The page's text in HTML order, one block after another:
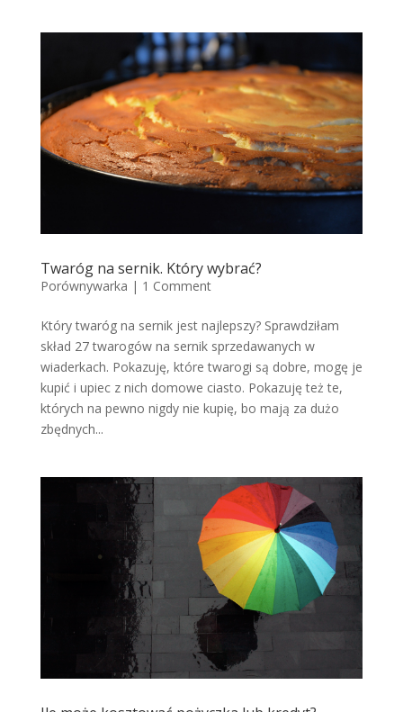
Twaróg na sernik. Który wybrać?
Porównywarka | 1 Comment
Który twaróg na sernik jest najlepszy? Sprawdziłam
skład 27 twarogów na sernik sprzedawanych w
wiaderkach. Pokazuję, które twarogi są dobre, mogę je
kupić i upiec z nich domowe ciasto. Pokazuję też te,
których na pewno nigdy nie kupię, bo mają za dużo
zbędnych...